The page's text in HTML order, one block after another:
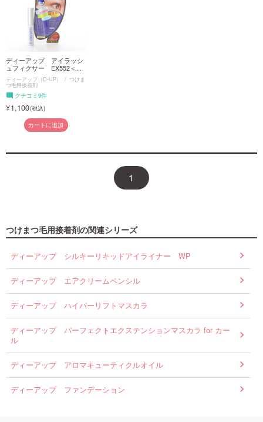
ディーアップ アイラッシ
ュフィクサー EX552＜...
ディーアップ（D-UP） つけま
つ毛用接着剤
クチコミ9件
1,100
カートに追加
1
つけまつ毛用接着剤の関連シリーズ
ディーアップ シルキーリキッドアイライナー WP
ディーアップ エアクリームペンシル
ディーアップ ハイパーリフトマスカラ
ディーアップ パーフェクトエクステンションマスカラ for カー
ル
ディーアップ アロマキューティクルオイル
ディーアップ ファンデーション